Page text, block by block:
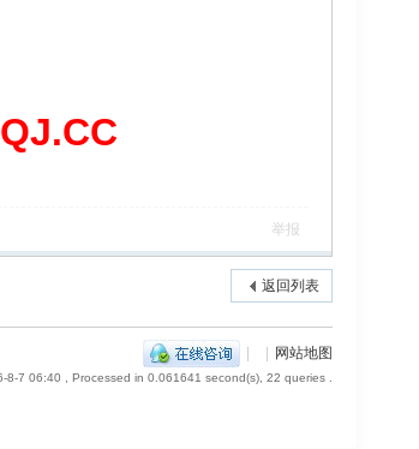
举报
返回列表
| | 网站地图
8-7 06:40 , Processed in 0.061641 second(s), 22 queries .